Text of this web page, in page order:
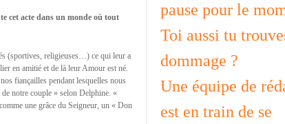
cet acte dans un monde où tout
(sportives, religieuses…) ce qui leur a
en amitié et de là leur Amour est né.
fiançailles pendant lesquelles nous
notre couple » selon Delphine. «
une grâce du Seigneur, un « Don
pause pour le
Toi aussi tu
dommage ?
Une équipe de
est en train de se